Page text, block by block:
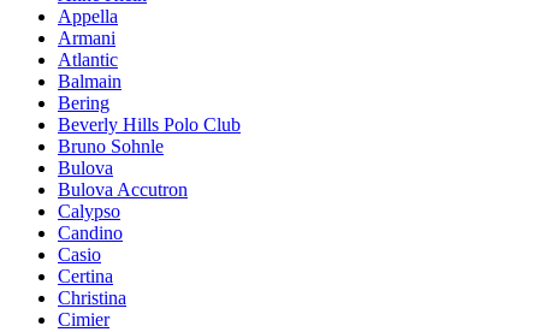
Appella
Armani
Atlantic
Balmain
Bering
Beverly Hills Polo Club
Bruno Sohnle
Bulova
Bulova Accutron
Calypso
Candino
Casio
Certina
Christina
Cimier